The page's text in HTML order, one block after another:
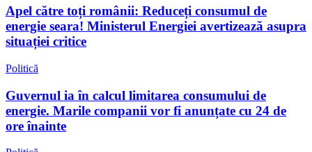
Apel către toți românii: Reduceți consumul de
energie seara! Ministerul Energiei avertizează asupra
situației critice
Politică
Guvernul ia în calcul limitarea consumului de
energie. Marile companii vor fi anunțate cu 24 de
ore înainte